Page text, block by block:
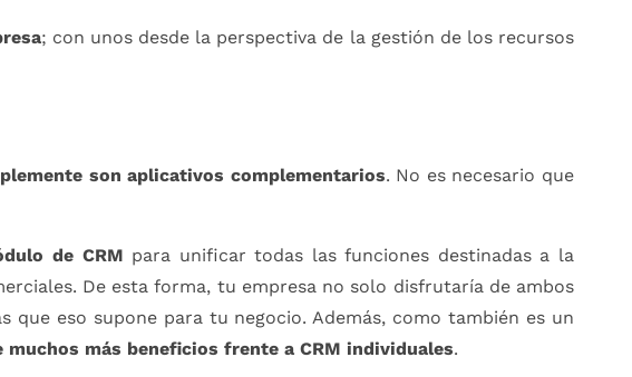
; con unos desde la perspectiva de la gestión de los recursos
son aplicativos complementarios. No es necesario que
de CRM para unificar todas las funciones destinadas a la
De esta forma, tu empresa no solo disfrutaría de ambos
que eso supone para tu negocio. Además, como también es un
muchos más beneficios frente a CRM individuales.